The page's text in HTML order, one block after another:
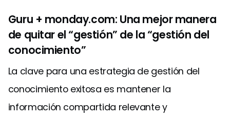
Guru + monday.com: Una mejor manera
de quitar el “gestión” de la “gestión del
conocimiento”
La clave para una estrategia de gestión del
conocimiento exitosa es mantener la
información compartida relevante y